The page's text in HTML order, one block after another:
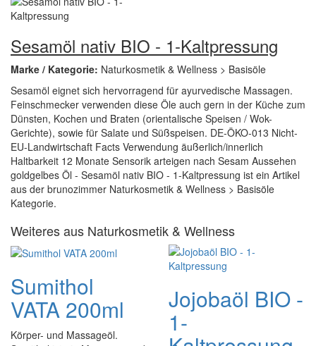
Sesamöl nativ BIO - 1-Kaltpressung
Marke / Kategorie: Naturkosmetik & Wellness > Basisöle
Sesamöl eignet sich hervorragend für ayurvedische Massagen.
Feinschmecker verwenden diese Öle auch gern in der Küche zum
Dünsten, Kochen und Braten (orientalische Speisen / Wok-
Gerichte), sowie für Salate und Süßspeisen. DE-ÖKO-013 Nicht-
EU-Landwirtschaft Facts Verwendung äußerlich/innerlich
Haltbarkeit 12 Monate Sensorik arteigen nach Sesam Aussehen
goldgelbes Öl - Sesamöl nativ BIO - 1-Kaltpressung ist ein Artikel
aus der brunozimmer Naturkosmetik & Wellness > Basisöle
Kategorie.
Weiteres aus Naturkosmetik & Wellness
Sumithol
VATA 200ml
Körper- und Massageöl.
Jojobaöl BIO -
1-